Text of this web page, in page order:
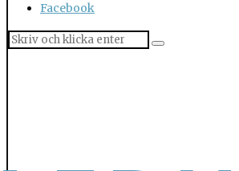
Facebook